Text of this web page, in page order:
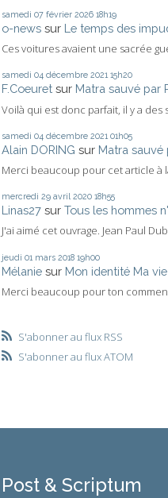
samedi 07 février 2026 18h19
o-news sur Le temps des
Ces voitures avaient une sacrée
samedi 04 décembre 2021 15h20
F.Coeuret sur Matra sauvé par
Voilà qui est donc parfait, il y a des
samedi 04 décembre 2021 01h05
Alain DORING sur Matra sauvé
Merci beaucoup pour cet article à
mercredi 29 avril 2020 18h55
Linas27 sur Tous les hommes
J'ai aimé cet ouvrage. Jean Paul
jeudi 01 mars 2018 19h00
Mélanie sur Mon identité Ma vie
Merci beaucoup pour ton
S'abonner au flux RSS
S'abonner au flux ATOM
Post & Scriptum